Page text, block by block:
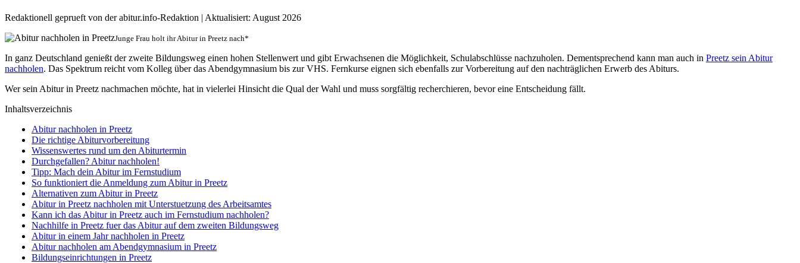
Redaktionell geprueft von der abitur.info-Redaktion | Aktualisiert: August 2026
Junge Frau holt ihr Abitur in Preetz nach*
In ganz Deutschland genießt der zweite Bildungsweg einen hohen Stellenwert und gibt Erwachsenen die Möglichkeit, Schulabschlüsse nachzuholen. Dementsprechend kann man auch in Preetz sein Abitur
nachholen. Das Spektrum reicht vom Kolleg über das Abendgymnasium bis zur VHS. Fernkurse eignen sich ebenfalls zur Vorbereitung auf den nachträglichen Erwerb des Abiturs.
Wer sein Abitur in Preetz nachmachen möchte, hat in vielerlei Hinsicht die Qual der Wahl und muss sorgfältig recherchieren, bevor eine Entscheidung fällt.
Inhaltsverzeichnis
Abitur nachholen in Preetz
Die richtige Abiturvorbereitung
Wissenswertes rund um den Abiturtermin
Durchgefallen? Abitur nachholen!
Tipp: Mach dein Abitur im Fernstudium
So funktioniert die Anmeldung zum Abitur in Preetz
Alternativen zum Abitur in Preetz
Abitur in Preetz nachholen mit Unterstuetzung des Arbeitsamtes
Kann ich das Abitur in Preetz auch im Fernstudium nachholen?
Nachhilfe in Preetz fuer das Abitur auf dem zweiten Bildungsweg
Abitur in einem Jahr nachholen in Preetz
Abitur nachholen am Abendgymnasium in Preetz
Bildungseinrichtungen in Preetz